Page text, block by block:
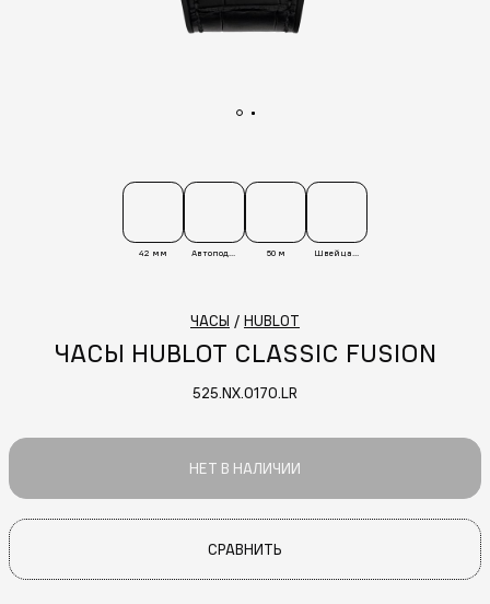
42 мм Автоподзавод 50 м Швейцария
ЧАСЫ / HUBLOT
ЧАСЫ HUBLOT CLASSIC FUSION
525.NX.0170.LR
НЕТ В НАЛИЧИИ
СРАВНИТЬ